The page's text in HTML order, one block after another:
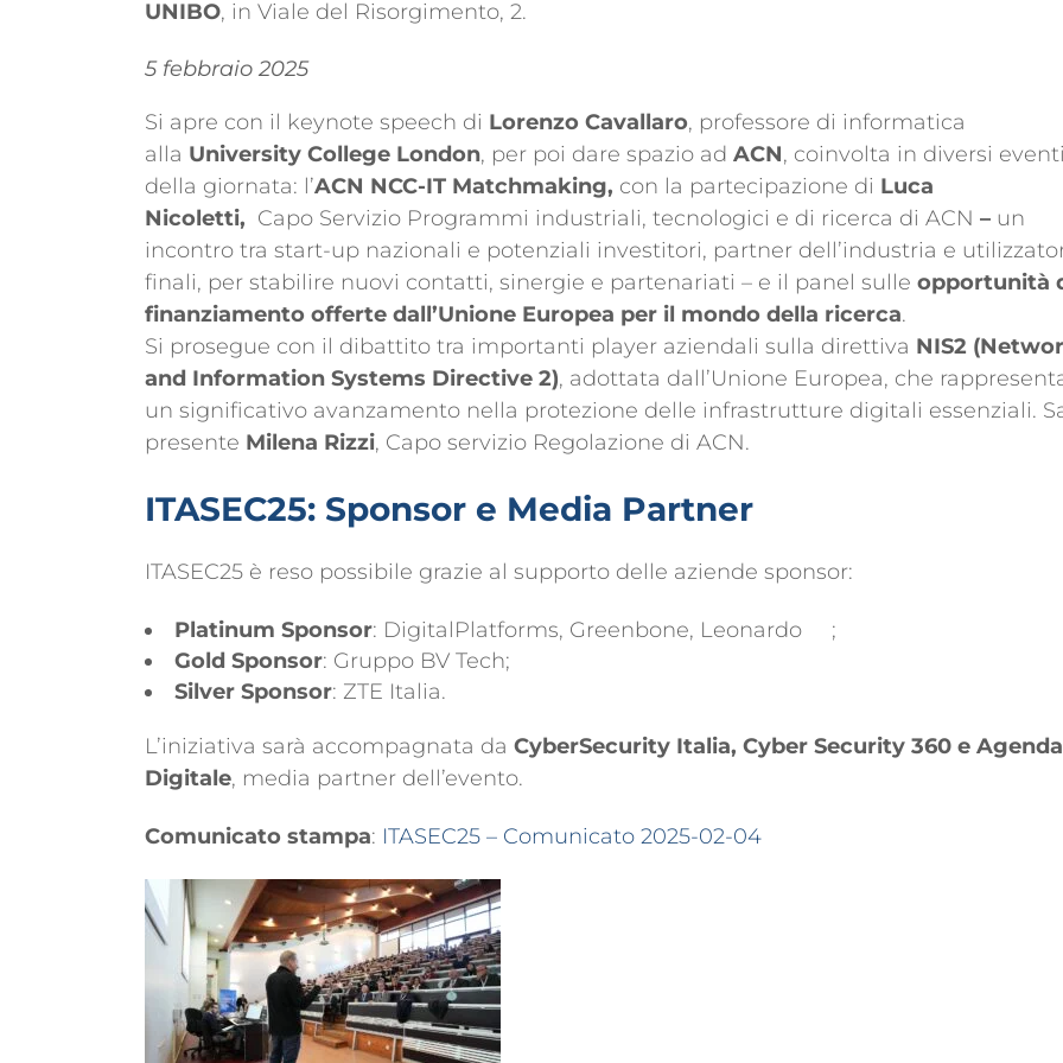
UNIBO, in Viale del Risorgimento, 2.
5 febbraio 2025
Si apre con il keynote speech di Lorenzo Cavallaro, professore di informatica
alla University College London, per poi dare spazio ad ACN, coinvolta in diversi eventi
della giornata: l’ACN NCC-IT Matchmaking, con la partecipazione di Luca
Nicoletti, Capo Servizio Programmi industriali, tecnologici e di ricerca di ACN – un
incontro tra start-up nazionali e potenziali investitori, partner dell’industria e
finali, per stabilire nuovi contatti, sinergie e partenariati – e il panel sulle opportunità
finanziamento offerte dall’Unione Europea per il mondo della ricerca.
Si prosegue con il dibattito tra importanti player aziendali sulla direttiva NIS2
and Information Systems Directive 2), adottata dall’Unione Europea, che
un significativo avanzamento nella protezione delle infrastrutture digitali essenziali.
presente Milena Rizzi, Capo servizio Regolazione di ACN.
ITASEC25: Sponsor e Media Partner
ITASEC25 è reso possibile grazie al supporto delle aziende sponsor:
Platinum Sponsor: DigitalPlatforms, Greenbone, Leonardo
;
Gold Sponsor: Gruppo BV Tech;
Silver Sponsor: ZTE Italia.
L’iniziativa sarà accompagnata da CyberSecurity Italia, Cyber Security 360 e Agenda
Digitale, media partner dell’evento.
Comunicato stampa: ITASEC25 – Comunicato 2025-02-04